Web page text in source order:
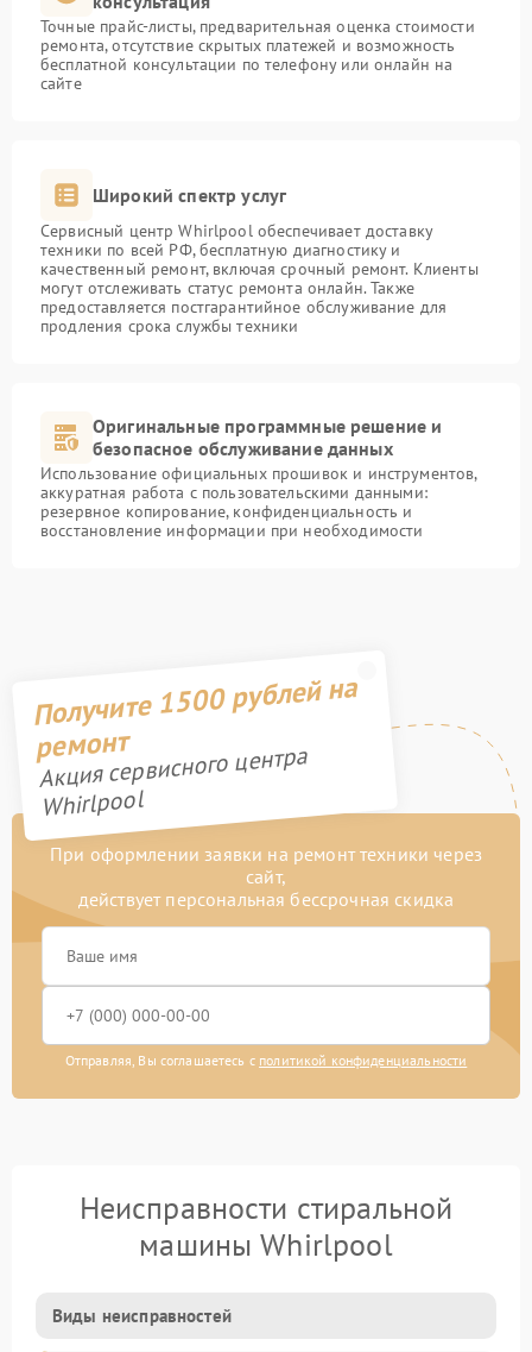
Точные прайс-листы, предварительная оценка стоимости
ремонта, отсутствие скрытых платежей и возможность
бесплатной консультации по телефону или онлайн на
сайте
Широкий спектр услуг
Сервисный центр Whirlpool обеспечивает доставку
техники по всей РФ, бесплатную диагностику и
качественный ремонт, включая срочный ремонт. Клиенты
могут отслеживать статус ремонта онлайн. Также
предоставляется постгарантийное обслуживание для
продления срока службы техники
Оригинальные программные решение и
безопасное обслуживание данных
Использование официальных прошивок и инструментов,
аккуратная работа с пользовательскими данными:
резервное копирование, конфиденциальность и
восстановление информации при необходимости
Получите 1500 рублей на
ремонт
Акция сервисного центра
Whirlpool
При оформлении заявки на ремонт техники через
сайт,
действует персональная бессрочная скидка
Отправляя, Вы соглашаетесь с политикой конфиденциальности
Неисправности стиральной
машины Whirlpool
Виды неисправностей